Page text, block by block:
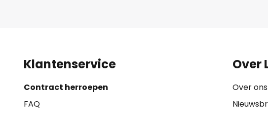
Klantenservice
Contract herroepen
FAQ
Over
Over ons